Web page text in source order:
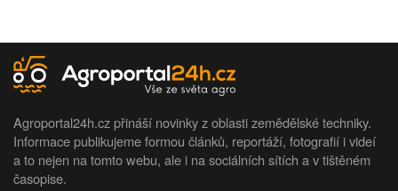
Agroportal24h.cz přináší novinky z oblasti zemědělské techniky.
Informace publikujeme formou článků, reportáží, fotografií i videí
a to nejen na tomto webu, ale i na sociálních sítích a v tištěném
časopise.